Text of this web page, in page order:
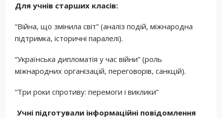
Для учнів старших класів:
“Війна, що змінила світ” (аналіз подій, міжнародна
підтримка, історичні паралелі).
“Українська дипломатія у час війни” (роль
міжнародних організацій, переговорів, санкцій).
“Три роки спротиву: перемоги і виклики”
Учні підготували інформаційні повідомлення